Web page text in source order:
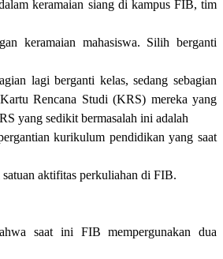
keramaian siang di kampus FIB, tim
keramaian mahasiswa. Silih berganti
lagi berganti kelas, sedang sebagian
Kartu Rencana Studi (KRS) mereka yang
yang sedikit bermasalah ini adalah
kurikulum pendidikan yang saat
aktifitas perkuliahan di FIB.
saat ini FIB mempergunakan dua